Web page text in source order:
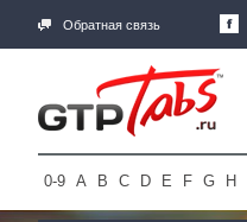
Обратная связь
0-9 A B C D E F G H